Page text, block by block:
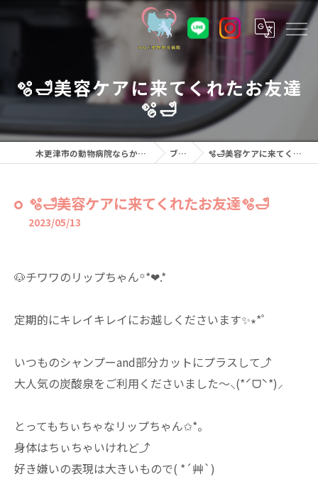
🫧🛁美容ケアに来てくれたお友達
🫧🛁
木更津市の動物病院ならかねだ動物総合病院 ブログ 🫧🛁美容ケアに来てくれたお友達🫧🛁
🫧🛁美容ケアに来てくれたお友達🫧🛁
2023/05/13
🐶チワワのリップちゃん꙳*❤︎.*
定期的にキレイキレイにお越しくださいます✨️∗*ﾟ
いつものシャンプーand部分カットにプラスして⤴︎
大人気の炭酸泉をご利用くださいました～⸜(*ˊᗜˋ*)⸝
とってもちぃちゃなリップちゃん✩*。
身体はちぃちゃいけれど⤴︎
好き嫌いの表現は大きいもので( *´艸`)